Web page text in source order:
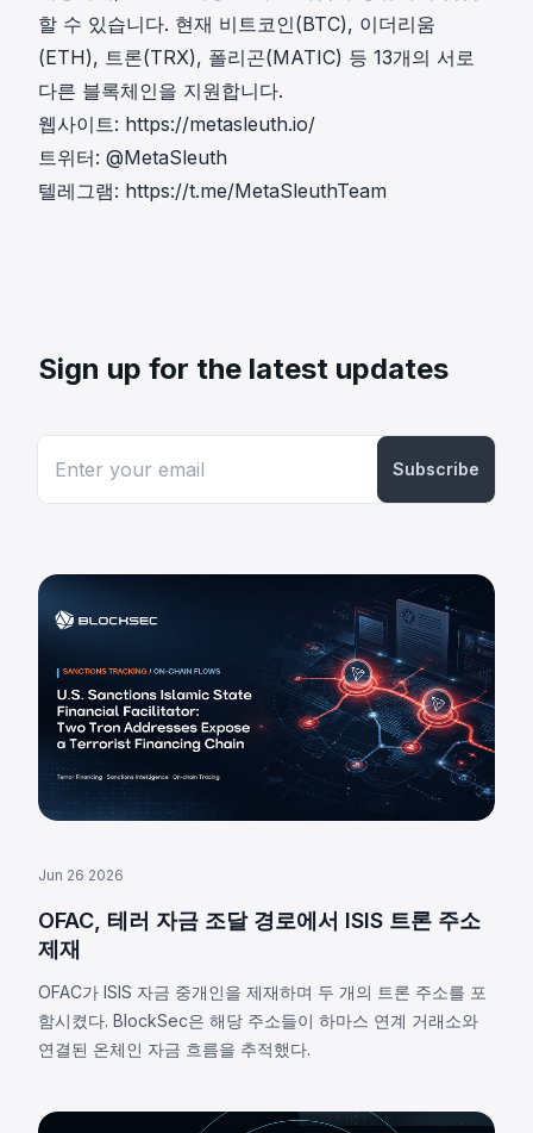
할 수 있습니다. 현재 비트코인(BTC), 이더리움
(ETH), 트론(TRX), 폴리곤(MATIC) 등 13개의 서로
다른 블록체인을 지원합니다.
웹사이트: https://metasleuth.io/
트위터: @MetaSleuth
텔레그램: https://t.me/MetaSleuthTeam
Sign up for the latest updates
Subscribe
Jun 26 2026
OFAC, 테러 자금 조달 경로에서 ISIS 트론 주소
제재
OFAC가 ISIS 자금 중개인을 제재하며 두 개의 트론 주소를 포
함시켰다. BlockSec은 해당 주소들이 하마스 연계 거래소와
연결된 온체인 자금 흐름을 추적했다.